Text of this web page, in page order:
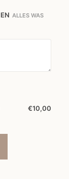
ALLES WAS
€10,00